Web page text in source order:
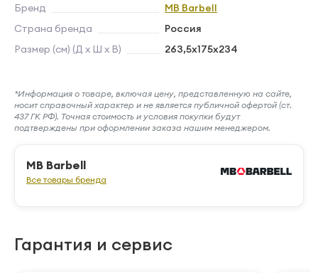
Бренд
MB Barbell
Страна бренда
Россия
Размер (см) (Д х Ш х В)
263,5х175х234
*Информация о товаре, включая цену, представленную на сайте,
носит справочный характер и не является публичной офертой (ст.
437 ГК РФ). Точная стоимость и условия покупки будут
подтверждены при оформлении заказа нашим менеджером.
MB Barbell
Все товары бренда
Гарантия и сервис